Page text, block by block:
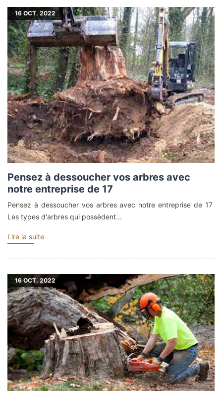
16 OCT. 2022
Pensez à dessoucher vos arbres avec
notre entreprise de 17
Pensez à dessoucher vos arbres avec notre entreprise de 17
Les types d'arbres qui possèdent...
Lire la suite
16 OCT. 2022